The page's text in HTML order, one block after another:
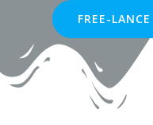
FREE-LANCE